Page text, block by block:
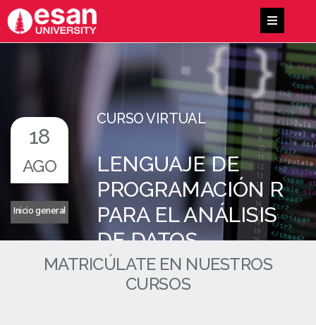
18
AGO
Inicio general
CURSO VIRTUAL
LENGUAJE DE
PROGRAMACIÓN R
PARA EL ANÁLISIS
DE DATOS
MATRICÚLATE EN NUESTROS
CURSOS